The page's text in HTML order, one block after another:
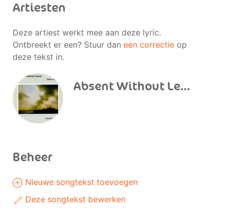
Artiesten
Deze artiest werkt mee aan deze lyric.
Ontbreekt er een? Stuur dan een correctieop
deze tekst in.
Absent Without Leave
Beheer
Nieuwe songtekst toevoegen
Deze songtekst bewerken